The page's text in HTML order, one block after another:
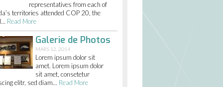
representatives from each of
territories attended COP 20, the
Read More
Galerie de Photos
MARS 12, 2014
Lorem ipsum dolor sit
amet. Lorem ipsum dolor
sit amet, consetetur
elitr, sed diam... Read More